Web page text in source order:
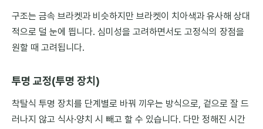
구조는 금속 브라켓과 비슷하지만 브라켓이 치아색과 유사해 상대
적으로 덜 눈에 띕니다. 심미성을 고려하면서도 고정식의 장점을
원할 때 고려됩니다.
투명 교정(투명 장치)
착탈식 투명 장치를 단계별로 바꿔 끼우는 방식으로, 겉으로 잘 드
러나지 않고 식사·양치 시 빼고 할 수 있습니다. 다만 정해진 시간